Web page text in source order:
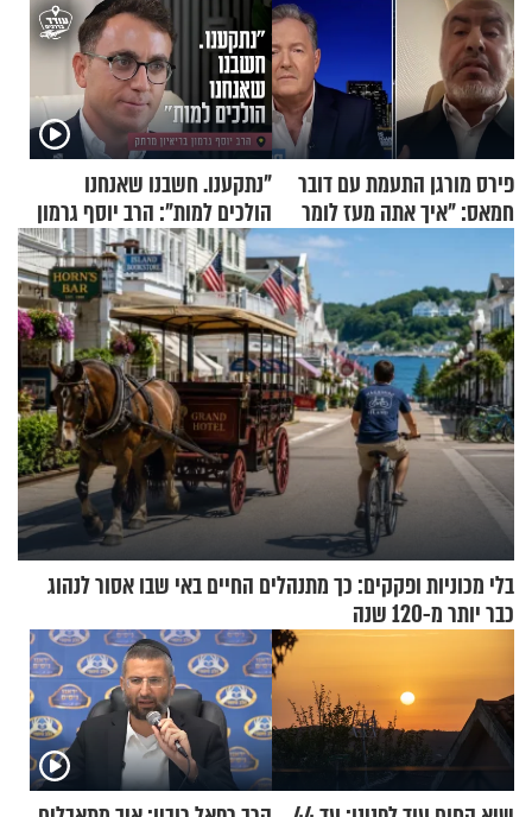
פירס מורגן התעמת עם דובר
חמאס: "איך אתה מעז לומר
שלא ביצעתם פשעי מלחמה?!"
"נתקענו. חשבנו שאנחנו
הולכים למות": הרב יוסף גרמון
בריאיון מרתק
בלי מכוניות ופקקים: כך מתנהלים החיים באי שבו אסור לנהוג
כבר יותר מ-120 שנה